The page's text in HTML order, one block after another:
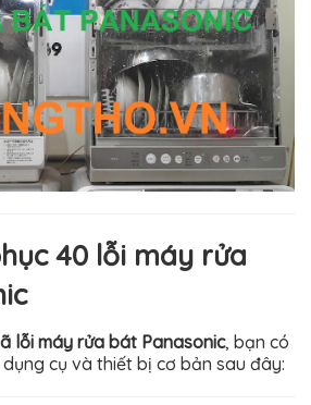
40 lỗi máy rửa
lỗi máy rửa bát Panasonic, bạn có
cụ và thiết bị cơ bản sau đây: